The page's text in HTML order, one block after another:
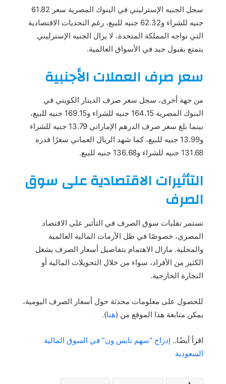
سجل الجنيه الإسترليني في البنوك المصرية سعر 61.82
جنيه للشراء و62.32 جنيه للبيع، رغم التحديات الاقتصادية
التي تواجه المملكة المتحدة، لا يزال الجنيه الإسترليني
يتمتع بقبول جيد في الأسواق العالمية.
سعر صرف العملات الأجنبية
من جهة أخرى، سجل سعر صرف الدينار الكويتي في
البنوك المصرية 164.15 جنيه للشراء و169.15 جنيه للبيع،
بينما بلغ سعر صرف الدرهم الإماراتي 13.79 جنيه للشراء
و13.99 جنيه للبيع، كما شهد الريال العماني سعرًا قدره
131.68 جنيه للشراء و136.68 جنيه للبيع.
التأثيرات الاقتصادية على سوق
الصرف
تستمر تقلبات سوق الصرف في التأثير على الاقتصاد
المصري، خصوصًا في ظل الأزمات المالية العالمية
والمحلية. مازال الاهتمام بتفاصيل أسعار الصرف يشغل
الكثير من الأفراد، سواء من خلال التحويلات المالية أو
التجارة الخارجية.
للحصول على معلومات محدثة حول أسعار الصرف اليومية،
يمكن متابعة هذا الموقع من (هنا).
اقرأ أيضًا.. إدراج “سهم نايس ون” في السوق المالية
السعودية